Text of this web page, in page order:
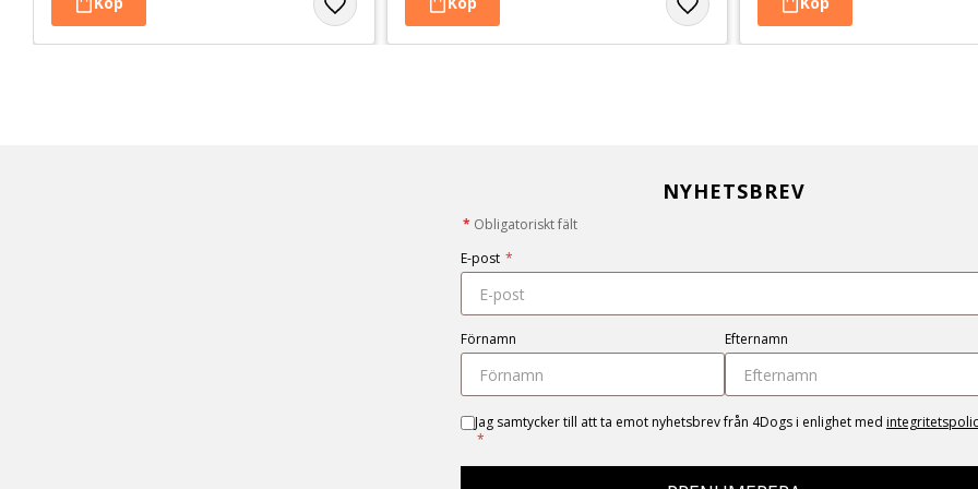
NYHETSBREV
* Obligatoriskt fält
E-post *
Förnamn Efternamn
Jag samtycker till att ta emot nyhetsbrev från 4Dogs i enlighet med
*